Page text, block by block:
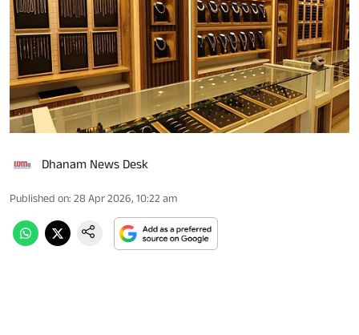
Dhanam News Desk
Published on: 28 Apr 2026, 10:22 am